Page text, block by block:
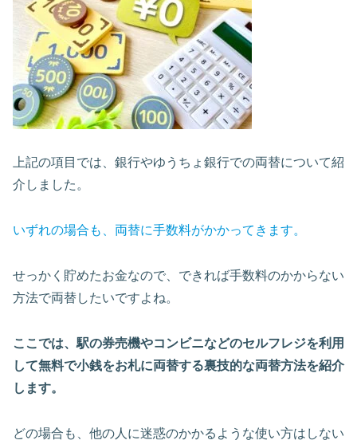
上記の項目では、銀行やゆうちょ銀行での両替について紹
介しました。
いずれの場合も、両替に手数料がかかってきます。
せっかく貯めたお金なので、できれば手数料のかからない
方法で両替したいですよね。
ここでは、駅の券売機やコンビニなどのセルフレジを利用
して無料で小銭をお札に両替する裏技的な両替方法を紹介
します。
どの場合も、他の人に迷惑のかかるような使い方はしない